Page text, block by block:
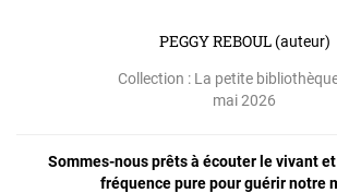
PEGGY REBOUL(auteur)
Collection : La petite
mai 2026
Sommes-nous prêts à écouter le vivant
fréquence pure pour guérir notre